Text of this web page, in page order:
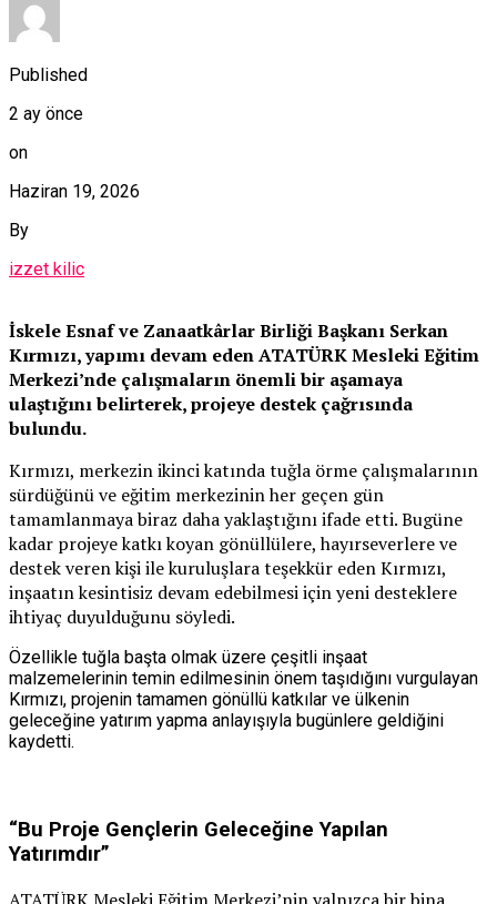
Published
2 ay önce
on
Haziran 19, 2026
By
izzet kilic
İskele Esnaf ve Zanaatkârlar Birliği Başkanı Serkan
Kırmızı, yapımı devam eden ATATÜRK Mesleki Eğitim
Merkezi’nde çalışmaların önemli bir aşamaya
ulaştığını belirterek, projeye destek çağrısında
bulundu.
Kırmızı, merkezin ikinci katında tuğla örme çalışmalarının
sürdüğünü ve eğitim merkezinin her geçen gün
tamamlanmaya biraz daha yaklaştığını ifade etti. Bugüne
kadar projeye katkı koyan gönüllülere, hayırseverlere ve
destek veren kişi ile kuruluşlara teşekkür eden Kırmızı,
inşaatın kesintisiz devam edebilmesi için yeni desteklere
ihtiyaç duyulduğunu söyledi.
Özellikle tuğla başta olmak üzere çeşitli inşaat
malzemelerinin temin edilmesinin önem taşıdığını vurgulayan
Kırmızı, projenin tamamen gönüllü katkılar ve ülkenin
geleceğine yatırım yapma anlayışıyla bugünlere geldiğini
kaydetti.
“Bu Proje Gençlerin Geleceğine Yapılan
Yatırımdır”